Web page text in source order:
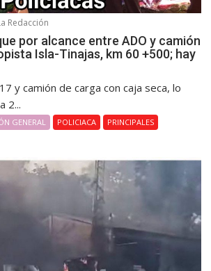
Redacción
por alcance entre ADO y camión
Isla-Tinajas, km 60 +500; hay
y camión de carga con caja seca, lo
2...
GENERAL POLICIACA
PRINCIPALES